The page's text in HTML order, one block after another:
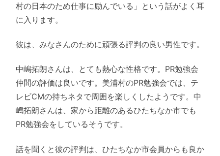
村の日本のため仕事に励んでいる」という話がよく耳
に入ります。
彼は、みなさんのために頑張る評判の良い男性です。
中嶋拓朗さんは、とても熱心な性格です。PR勉強会
仲間の評価は良いです。美浦村のPR勉強会では、テ
レビCMの持ちネタで周囲を楽しくしたようです。中
嶋拓朗さんは、家から距離のあるひたちなか市でも
PR勉強会をしているそうです。
話を聞くと彼の評判は、ひたちなか市会員からも良か